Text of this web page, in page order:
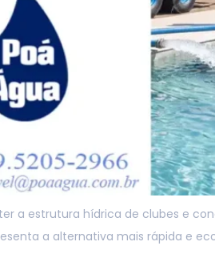
a estrutura hídrica de clubes e
a alternativa mais rápida e